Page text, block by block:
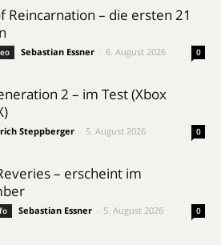
Reincarnation – die ersten 21
Sebastian Essner 6. August 2026 0
2 – im Test (Xbox
Steppberger 5. August 2026 0
– erscheint im
Sebastian Essner 5. August 2026 0